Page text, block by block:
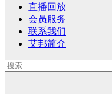
直播回放
会员服务
联系我们
艾邦简介